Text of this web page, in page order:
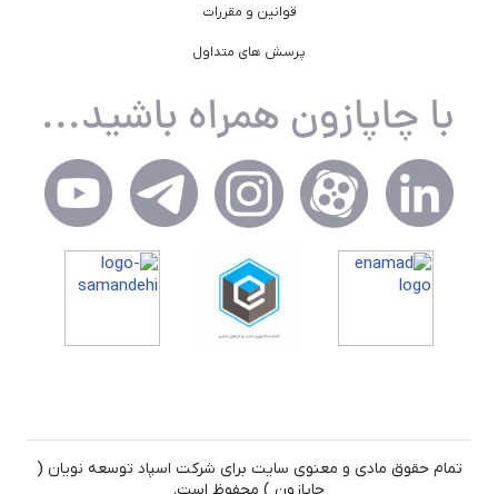
قوانین و مقررات
پرسش های متداول
تمام حقوق مادی و معنوی سایت برای شرکت اسپاد توسعه نویان (